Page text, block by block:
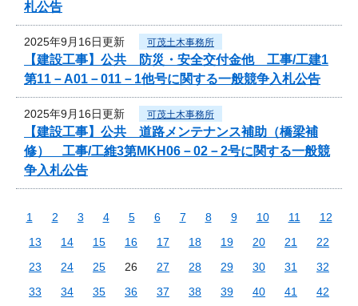
札公告
2025年9月16日更新 可茂土木事務所
【建設工事】公共 防災・安全交付金他 工事/工建1
第11－A01－011－1他号に関する一般競争入札公告
2025年9月16日更新 可茂土木事務所
【建設工事】公共 道路メンテナンス補助（橋梁補
修） 工事/工維3第MKH06－02－2号に関する一般競
争入札公告
1 2 3 4 5 6 7 8 9 10 11
12
13
14 15 16 17 18 19 20 21
22
23
24 25 26 27 28 29 30 31
32
33
34 35 36 37 38 39 40 41
42